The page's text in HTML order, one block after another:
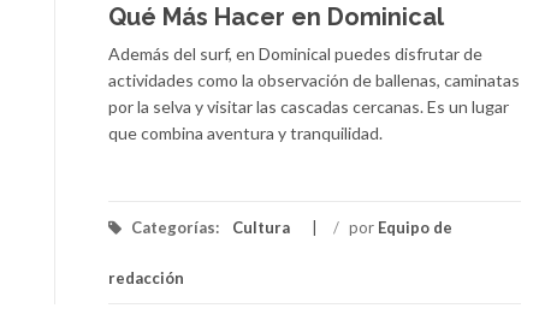
Qué Más Hacer en Dominical
Además del surf, en Dominical puedes disfrutar de
actividades como la observación de ballenas, caminatas
por la selva y visitar las cascadas cercanas. Es un lugar
que combina aventura y tranquilidad.
Categorías: Cultura / por Equipo de
redacción